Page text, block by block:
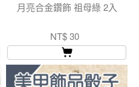
月亮合金鑽飾 祖母綠 2入
NT$ 30